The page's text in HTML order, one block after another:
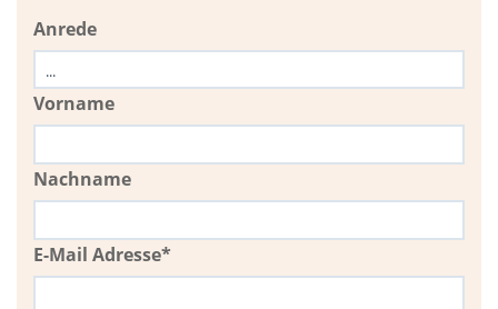
Anrede
Vorname
Nachname
E-Mail Adresse*